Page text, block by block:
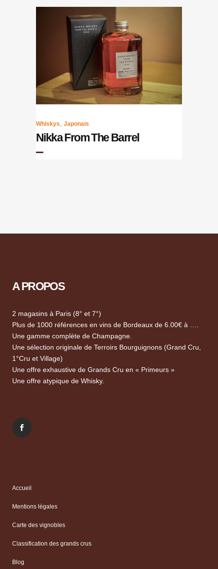
Whiskys, Japonais
Nikka From The Barrel
A PROPOS
2 magasins à Paris (8° et 7°)
Plus de 1000 références en vins de Bordeaux de 6.00€ à ….
Une gamme complète de Champagne.
Une sélection originale de Terroirs Bourguignons (Grand Cru,
1°Cru et Village)
Une offre exhaustive de Grands Cru en « Primeurs »
Une offre atypique de Whisky.
Accueil
Mentions légales
Carte des vignobles
Classification des grands crus
Blog